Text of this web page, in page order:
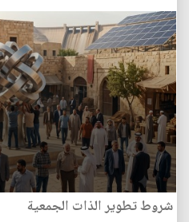
شروط تطوير الذات الجمعية